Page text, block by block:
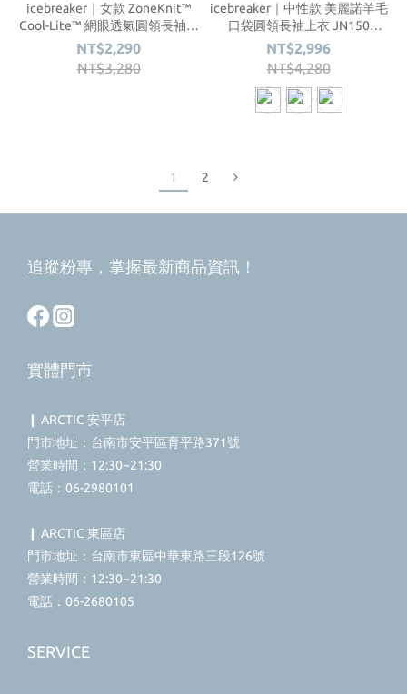
icebreaker｜女款 ZoneKnit™
Cool-Lite™ 網眼透氣圓領長袖上
衣 BF150 #IB0A56H4
NT$2,290
NT$3,280
icebreaker｜中性款 美麗諾羊毛
口袋圓領長袖上衣 JN150
#IB0A56SE
NT$2,996
NT$4,280
1 2
追蹤粉專，掌握最新商品資訊！
實體門市
❙ ARCTIC 安平店
門市地址：台南市安平區育平路371號
營業時間：12:30~21:30
電話：06-2980101
❙ ARCTIC 東區店
門市地址：台南市東區中華東路三段126號
營業時間：12:30~21:30
電話：06-2680105
SERVICE